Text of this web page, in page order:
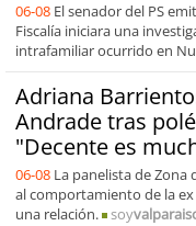
06-08 El senador del PS
Fiscalía iniciara una
intrafamiliar ocurrido en
Adriana
Andrade tras
"Decente es
06-08 La panelista de Zona
al comportamiento de la
una relación.
soy